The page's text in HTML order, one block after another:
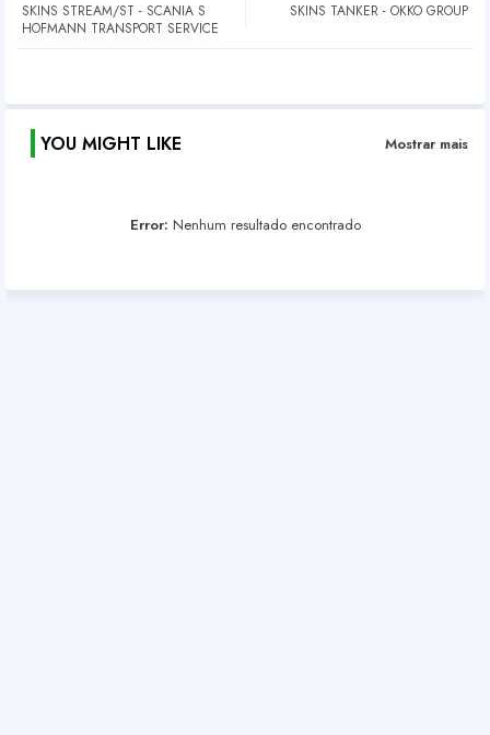
SKINS TANKER - OKKO GROUP
SKINS STREAM/ST - SCANIA S
HOFMANN TRANSPORT SERVICE
YOU MIGHT LIKE Mostrar mais
Error: Nenhum resultado encontrado